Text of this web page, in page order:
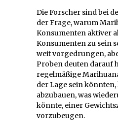
Die Forscher sind bei
der Frage, warum
Konsumenten aktiver
Konsumenten zu sein
weit vorgedrungen,
Proben deuten darauf
regelmäßige
der Lage sein
abzubauen, was
könnte, einer
vorzubeugen.